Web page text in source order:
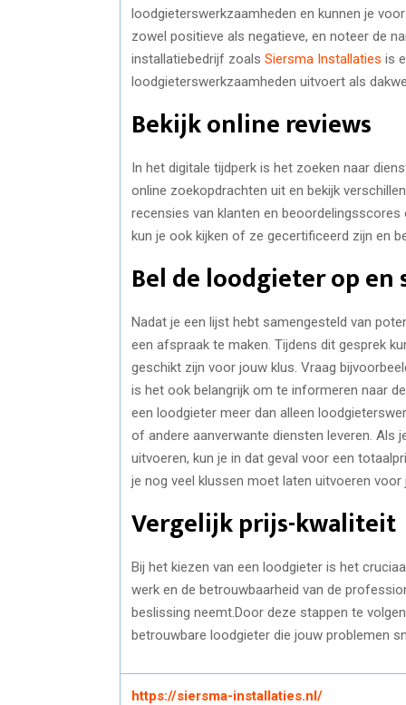
loodgieterswerkzaamheden en kunnen je
zowel positieve als negatieve, en noteer de
installatiebedrijf zoals Siersma Installaties is
loodgieterswerkzaamheden uitvoert als
Bekijk online reviews
In het digitale tijdperk is het zoeken naar
online zoekopdrachten uit en bekijk
recensies van klanten en
kun je ook kijken of ze gecertificeerd zijn en
Bel de loodgieter op
Nadat je een lijst hebt samengesteld van
een afspraak te maken. Tijdens dit gesprek
geschikt zijn voor jouw klus. Vraag
is het ook belangrijk om te informeren naar
een loodgieter meer dan alleen
of andere aanverwante diensten leveren. Als
uitvoeren, kun je in dat geval voor een
je nog veel klussen moet laten uitvoeren voor
Vergelijk prijs-kwaliteit
Bij het kiezen van een loodgieter is het
werk en de betrouwbaarheid van de
beslissing neemt.Door deze stappen te
betrouwbare loodgieter die jouw problemen
https://siersma-installaties.nl/